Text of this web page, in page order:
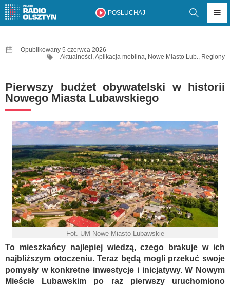
POSŁUCHAJ
Opublikowany 5 czerwca 2026
Aktualności,Aplikacja mobilna, Nowe Miasto Lub., Regiony
Pierwszy budżet obywatelski w historii
Nowego Miasta Lubawskiego
Fot. UM Nowe Miasto Lubawskie
To mieszkańcy najlepiej wiedzą, czego brakuje w ich
najbliższym otoczeniu. Teraz będą mogli przekuć swoje
pomysły w konkretne inwestycje i inicjatywy. W Nowym
Mieście Lubawskim po raz pierwszy uruchomiono